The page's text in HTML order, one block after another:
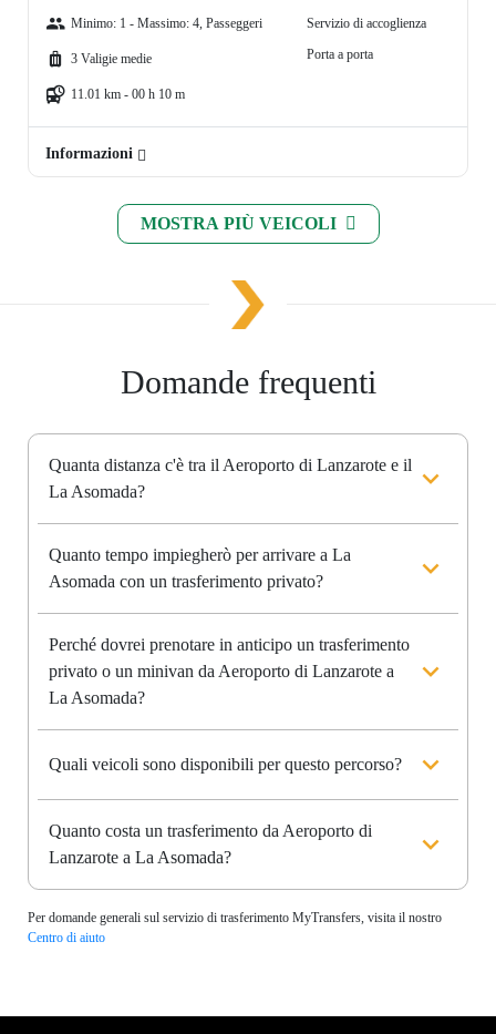
Minimo: 1 - Massimo: 4, Passeggeri
3 Valigie medie
11.01 km - 00 h 10 m
Servizio di accoglienza
Porta a porta
Informazioni
MOSTRA PIÙ VEICOLI
Domande frequenti
Quanta distanza c'è tra il Aeroporto di Lanzarote e il
La Asomada?
Quanto tempo impiegherò per arrivare a La
Asomada con un trasferimento privato?
Perché dovrei prenotare in anticipo un trasferimento
privato o un minivan da Aeroporto di Lanzarote a
La Asomada?
Quali veicoli sono disponibili per questo percorso?
Quanto costa un trasferimento da Aeroporto di
Lanzarote a La Asomada?
Per domande generali sul servizio di trasferimento MyTransfers, visita il nostro
Centro di aiuto